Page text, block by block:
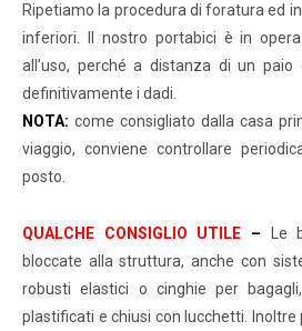
Ripetiamo la procedura di foratura ed
inferiori. Il nostro portabici è in
all’uso, perché a distanza di un
definitivamente i dadi.
NOTA: come consigliato dalla casa
viaggio, conviene controllare
posto.
QUALCHE CONSIGLIO UTILE – Le
bloccate alla struttura, anche con
robusti elastici o cinghie per
plastificati e chiusi con lucchetti. Inoltre